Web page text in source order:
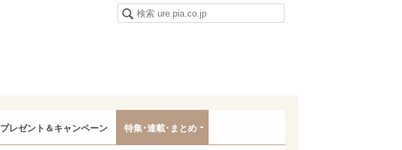
プレゼント＆キャンペーン 特集･連載･まとめ